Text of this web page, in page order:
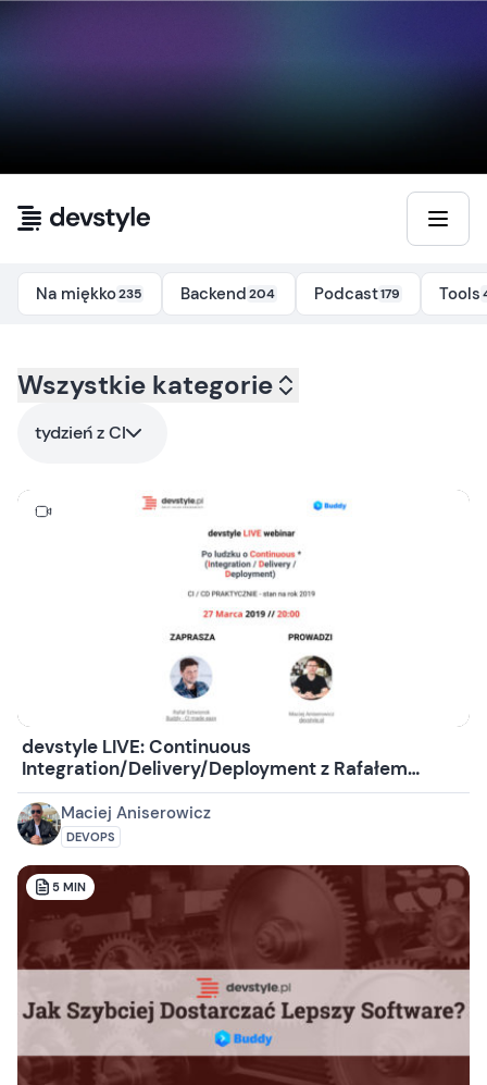
Na miękko235 Backend204 Podcast179 Tools
Kategoria:all- Tag: tydzien-z-ci
Wszystkie kategorie
tydzień z CI
devstyle LIVE: Continuous
Integration/Delivery/Deployment z Rafałem
Sztwiorokiem z Buddy
Maciej Aniserowicz
DEVOPS
5 MIN